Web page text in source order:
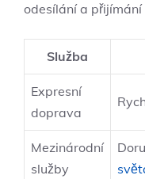
odesílání a přijímání
Služba
Expresní
doprava
Mezinárodní
služby